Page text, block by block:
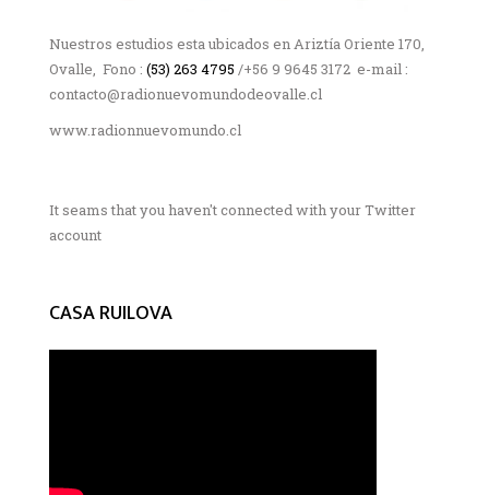
Nuestros estudios esta ubicados en Ariztía Oriente 170,
Ovalle, Fono : (53) 263 4795 /+56 9 9645 3172 e-mail :
contacto@radionuevomundodeovalle.cl
www.radionnuevomundo.cl
It seams that you haven't connected with your Twitter
account
CASA RUILOVA